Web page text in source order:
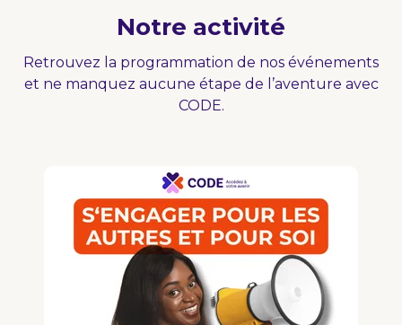
Notre activité
Retrouvez la programmation de nos événements
et ne manquez aucune étape de l’aventure avec
CODE.